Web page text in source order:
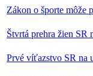
Zákon o športe môže
Štvrtá prehra žien SR
Prvé víťazstvo SR na